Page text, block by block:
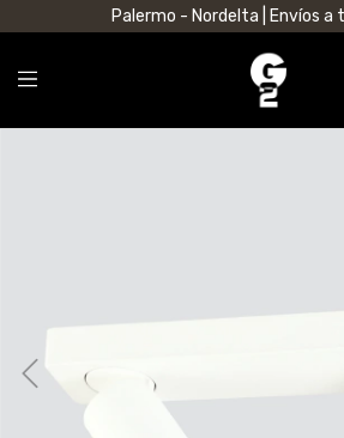
Palermo - Nordelta | Envíos a